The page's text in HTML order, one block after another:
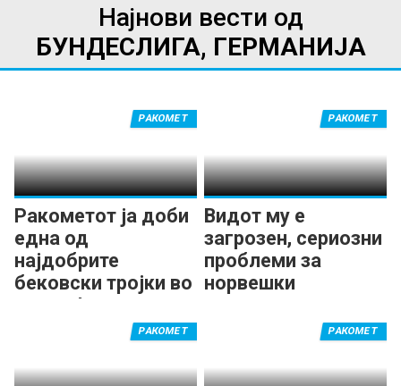
Најнови вести од
БУНДЕСЛИГА, ГЕРМАНИЈА
Ракометот ја доби
една од
најдобрите
бековски тројки во
светот!
РАКОМЕТ
Видот му е
загрозен, сериозни
проблеми за
норвешки
РАКОМЕТ
РАКОМЕТ РАКОМЕТ